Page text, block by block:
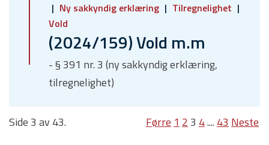
Ny sakkyndig erklæring
Tilregnelighet
Vold
(2024/159) Vold m.m
- § 391 nr. 3 (ny sakkyndig erklæring,
tilregnelighet)
Side 3 av 43. Førre 1 23 4.... 43 Neste